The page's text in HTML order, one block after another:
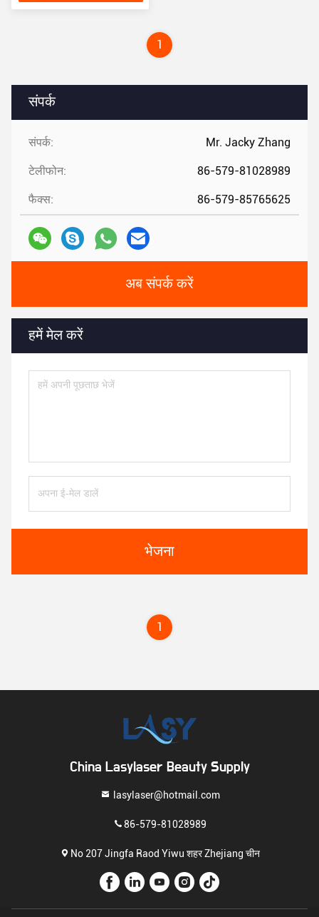
संपर्क
संपर्क: Mr. Jacky Zhang
टेलीफोन: 86-579-81028989
फैक्स: 86-579-85765625
अब संपर्क करें
हमें मेल करें
भेजना
1
1
China Lasylaser Beauty Supply
lasylaser@hotmail.com
86-579-81028989
No 207 Jingfa Raod Yiwu शहर Zhejiang चीन